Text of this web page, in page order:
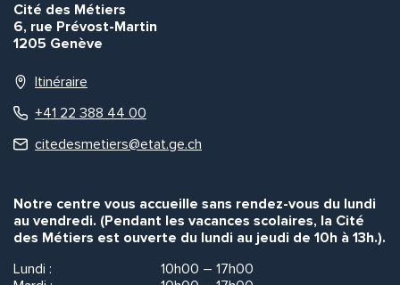
Cité des Métiers
6, rue Prévost-Martin
1205 Genève
Itinéraire
+41 22 388 44 00
citedesmetiers@etat.ge.ch
Notre centre vous accueille sans rendez-vous du lundi
au vendredi. (Pendant les vacances scolaires, la Cité
des Métiers est ouverte du lundi au jeudi de 10h à 13h.).
Lundi :
10h00 – 17h00